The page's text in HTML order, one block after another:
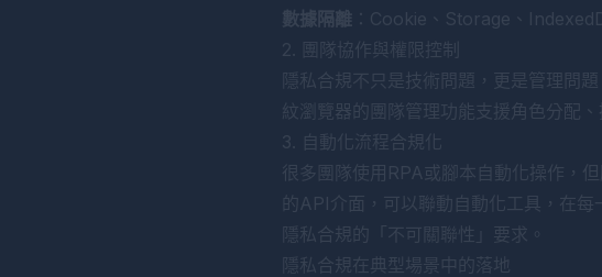
數據隔離 ：Cookie、Storage、
2. 團隊協作與權限控制
隱私合規不只是技術問題，更是管理問
紋瀏覽器的團隊管理功能支援角色分配
3. 自動化流程合規化
很多團隊使用RPA或腳本自動化操作，
的API介面，可以聯動自動化工具，在
隱私合規的「不可關聯性」要求。
隱私合規在典型場景中的落地